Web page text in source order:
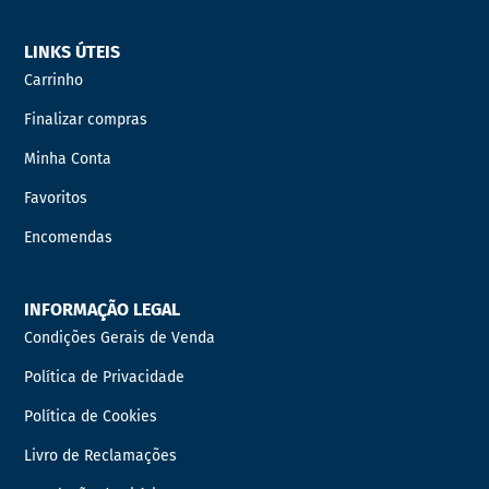
LINKS ÚTEIS
Carrinho
Finalizar compras
Minha Conta
Favoritos
Encomendas
INFORMAÇÃO LEGAL
Condições Gerais de Venda
Política de Privacidade
Política de Cookies
Livro de Reclamações